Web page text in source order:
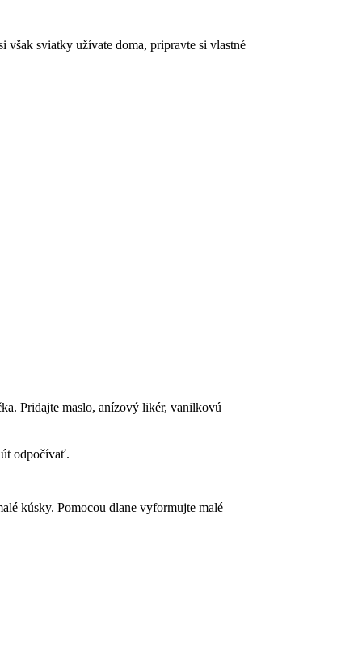
však sviatky užívate doma, pripravte si vlastné
Pridajte maslo, anízový likér, vanilkovú
odpočívať.
kúsky. Pomocou dlane vyformujte malé